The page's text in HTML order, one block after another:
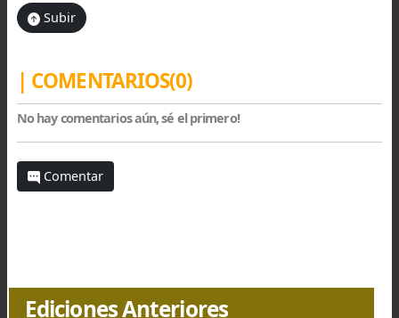
llegada de las huestes de Pizarro y
nuevo orden se impuso por la fuerza.
contamos solo con jirones de la rica
precolombina, reflejada, como en este
través de algunos documentos, o bien, en
inertes ruinas arqueológicas, silentes
de una efervescente sociedad que dominó